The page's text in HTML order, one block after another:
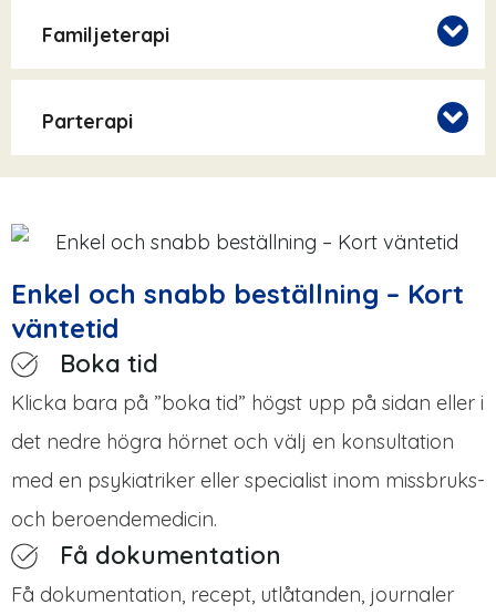
Familjeterapi
Parterapi
Enkel och snabb beställning – Kort
väntetid
Boka tid
Klicka bara på ”boka tid” högst upp på sidan eller i
det nedre högra hörnet och välj en konsultation
med en psykiatriker eller specialist inom missbruks-
och beroendemedicin.
Få dokumentation
Få dokumentation, recept, utlåtanden, journaler